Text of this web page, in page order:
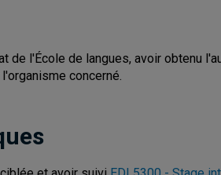
de l'École de langues, avoir obtenu
concerné.